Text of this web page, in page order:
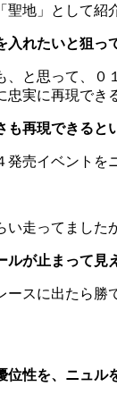
地」として紹
れたいと狙っ
と思って、０
実に再現でき
再現できると
売イベントを
走ってました
が止まって見
スに出たら勝
性を、ニュル